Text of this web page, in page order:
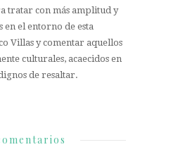
tratar con más amplitud y
en el entorno de esta
Villas y comentar aquellos
culturales, acaecidos en
de resaltar.